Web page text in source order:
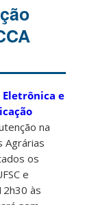
e
na
Agrárias
os
e
às